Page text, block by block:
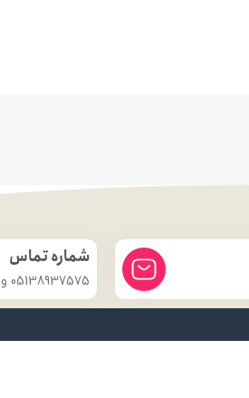
شماره تماس
05138937575 و 09357887575